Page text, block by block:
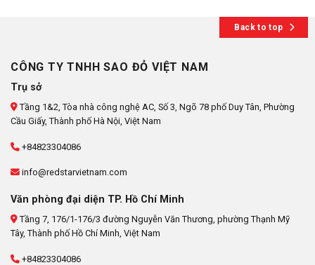
Back to top
CÔNG TY TNHH SAO ĐỎ VIỆT NAM
Trụ sở
Tầng 1&2, Tòa nhà công nghệ AC, Số 3, Ngõ 78 phố Duy Tân, Phường
Cầu Giấy, Thành phố Hà Nội, Việt Nam
+84823304086
info@redstarvietnam.com
Văn phòng đại diện TP. Hồ Chí Minh
Tầng 7, 176/1-176/3 đường Nguyễn Văn Thương, phường Thạnh Mỹ
Tây, Thành phố Hồ Chí Minh, Việt Nam
+84823304086